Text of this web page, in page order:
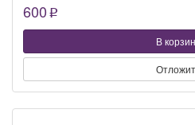
600 p
В